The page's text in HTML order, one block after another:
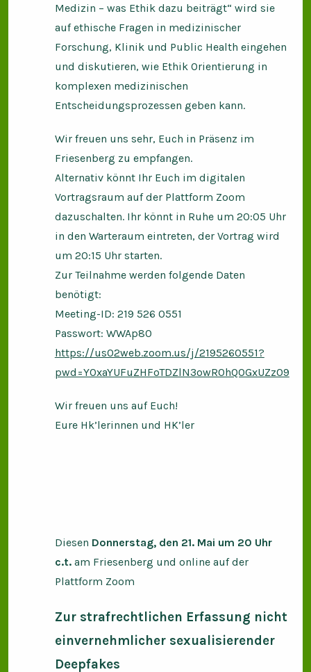
Medizin – was Ethik dazu beiträgt“ wird sie
auf ethische Fragen in medizinischer
Forschung, Klinik und Public Health eingehen
und diskutieren, wie Ethik Orientierung in
komplexen medizinischen
Entscheidungsprozessen geben kann.
Wir freuen uns sehr, Euch in Präsenz im
Friesenberg zu empfangen.
Alternativ könnt Ihr Euch im digitalen
Vortragsraum auf der Plattform Zoom
dazuschalten. Ihr könnt in Ruhe um 20:05 Uhr
in den Warteraum eintreten, der Vortrag wird
um 20:15 Uhr starten.
Zur Teilnahme werden folgende Daten
benötigt:
Meeting-ID: 219 526 0551
Passwort: WWAp80
https://us02web.zoom.us/j/2195260551?
pwd=Y0xaYUFuZHFoTDZlN3owR0hQOGxUZz09
Wir freuen uns auf Euch!
Eure Hk’lerinnen und HK’ler
Diesen Donnerstag, den 21. Mai um 20 Uhr
c.t.am Friesenberg und online auf der
Plattform Zoom
Zur strafrechtlichen Erfassung nicht
einvernehmlicher sexualisierender
Deepfakes